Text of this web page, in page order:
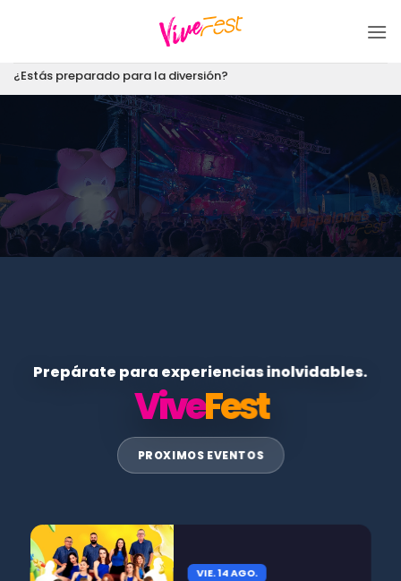
¿Estás preparado para la diversión?
Prepárate para experiencias inolvidables.
ViveFest
PROXIMOS EVENTOS
VIE. 14 AGO.